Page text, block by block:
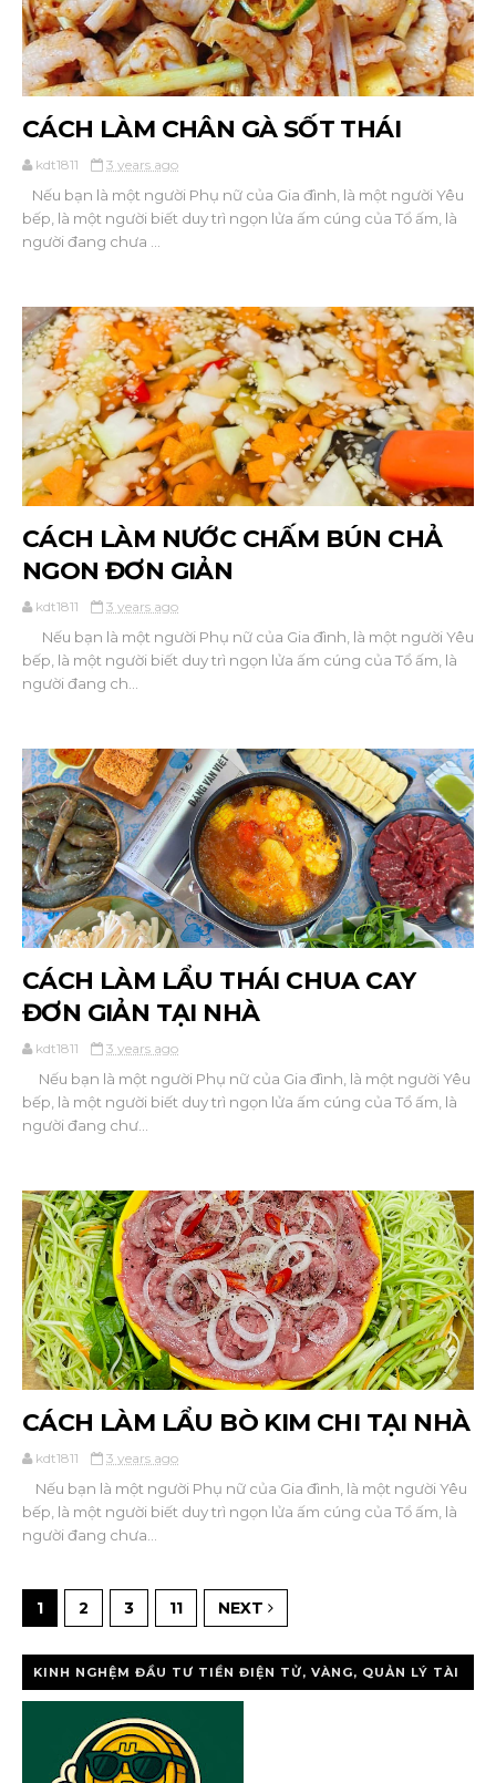
CÁCH LÀM CHÂN GÀ SỐT THÁI
kdt1811 3 years ago
Nếu bạn là một người Phụ nữ của Gia đình, là một người Yêu
bếp, là một người biết duy trì ngọn lửa ấm cúng của Tổ ấm, là
người đang chưa ...
CÁCH LÀM NƯỚC CHẤM BÚN CHẢ
NGON ĐƠN GIẢN
kdt1811 3 years ago
Nếu bạn là một người Phụ nữ của Gia đình, là một người Yêu
bếp, là một người biết duy trì ngọn lửa ấm cúng của Tổ ấm, là
người đang ch...
CÁCH LÀM LẨU THÁI CHUA CAY
ĐƠN GIẢN TẠI NHÀ
kdt1811 3 years ago
Nếu bạn là một người Phụ nữ của Gia đình, là một người Yêu
bếp, là một người biết duy trì ngọn lửa ấm cúng của Tổ ấm, là
người đang chư...
CÁCH LÀM LẨU BÒ KIM CHI TẠI NHÀ
kdt1811 3 years ago
Nếu bạn là một người Phụ nữ của Gia đình, là một người Yêu
bếp, là một người biết duy trì ngọn lửa ấm cúng của Tổ ấm, là
người đang chưa...
1 2 3 11 NEXT
KINH NGHỆM ĐẦU TƯ TIỀN ĐIỆN TỬ, VÀNG, QUẢN LÝ TÀI